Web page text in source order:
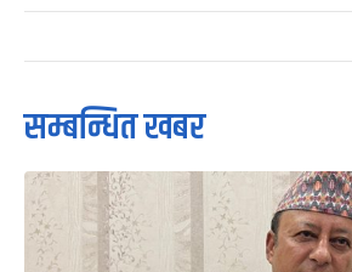
सम्बन्धित खबर